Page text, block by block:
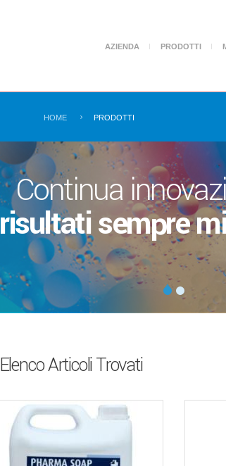
AZIENDA PRODOTTI
HOME PRODOTTI
Prodotti delle
per garantirvi
Elenco Articoli Trovati